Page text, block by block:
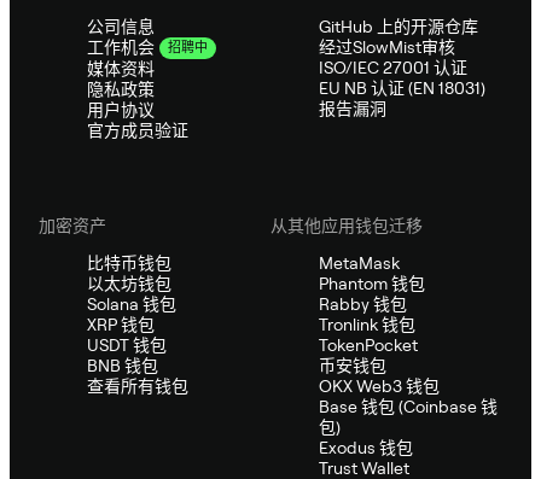
公司信息
工作机会
招聘中
媒体资料
隐私政策
用户协议
官方成员验证
GitHub 上的开源仓库
经过SlowMist审核
ISO/IEC 27001 认证
EU NB 认证 (EN 18031)
报告漏洞
加密资产
比特币钱包
以太坊钱包
Solana 钱包
XRP 钱包
USDT 钱包
BNB 钱包
查看所有钱包
从其他应用钱包迁移
MetaMask
Phantom 钱包
Rabby 钱包
Tronlink 钱包
TokenPocket
币安钱包
OKX Web3 钱包
Base 钱包 (Coinbase 钱
包)
Exodus 钱包
Trust Wallet